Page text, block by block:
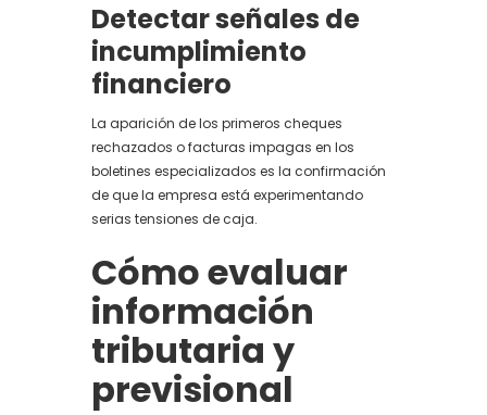
Detectar señales de
incumplimiento
financiero
La aparición de los primeros cheques
rechazados o facturas impagas en los
boletines especializados es la confirmación
de que la empresa está experimentando
serias tensiones de caja.
Cómo evaluar
información
tributaria y
previsional